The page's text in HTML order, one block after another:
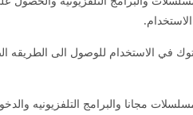
في الاستخدام للوصول الى
المسلسلات مجانا والبرامج